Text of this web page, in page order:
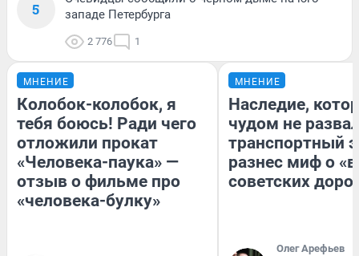
5
западе Петербурга
2 776 1
МНЕНИЕ
Колобок-колобок, я
тебя боюсь! Ради чего
отложили прокат
«Человека-паука» —
отзыв о фильме про
«человека-булку»
МНЕНИЕ
Наследие,
чудом не
транспортный
разнес миф о
советских
Олег Арефьев